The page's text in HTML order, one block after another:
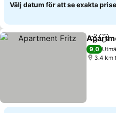
Välj datum för att se exakta
Dela
9,0
3.4 km